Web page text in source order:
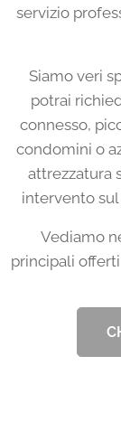
servizio
Siamo veri
potrai
connesso,
condomini o
attrezzatura
intervento
Vediamo
principali